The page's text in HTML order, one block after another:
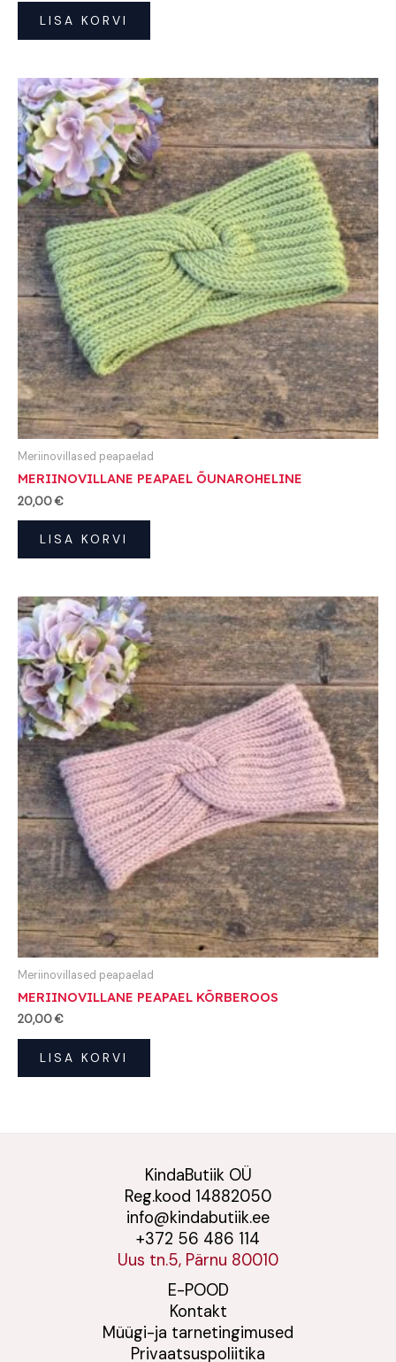
LISA KORVI
Meriinovillased peapaelad
MERIINOVILLANE PEAPAEL ÕUNAROHELINE
20,00€
LISA KORVI
Meriinovillased peapaelad
MERIINOVILLANE PEAPAEL KÕRBEROOS
20,00€
LISA KORVI
KindaButiik OÜ
Reg.kood 14882050
info@kindabutiik.ee
+372 56 486 114
Uus tn.5, Pärnu 80010
E-POOD
Kontakt
Müügi-ja tarnetingimused
Privaatsuspoliitika